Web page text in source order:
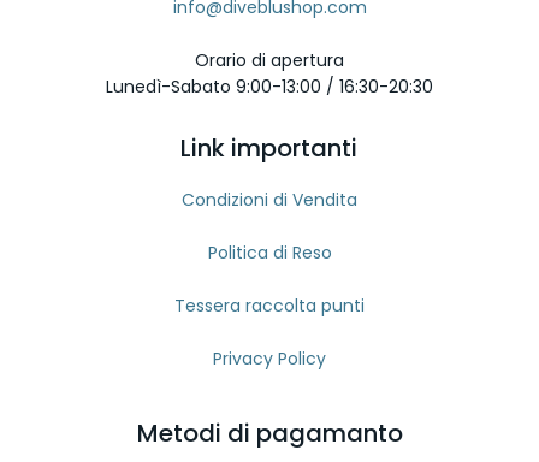
info@diveblushop.com
Orario di apertura
Lunedì-Sabato 9:00-13:00 / 16:30-20:30
Link importanti
Condizioni di Vendita
Politica di Reso
Tessera raccolta punti
Privacy Policy
Metodi di pagamanto